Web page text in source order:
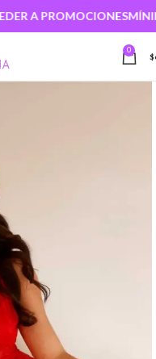
A PROMOCIONES
0 $